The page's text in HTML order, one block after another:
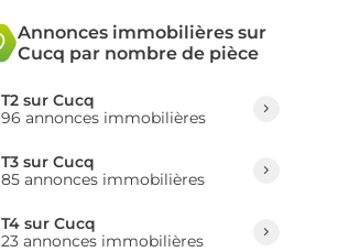
Annonces immobilières sur
Cucq par nombre de pièce
T2 sur Cucq
96 annonces immobilières
T3 sur Cucq
85 annonces immobilières
T4 sur Cucq
23 annonces immobilières